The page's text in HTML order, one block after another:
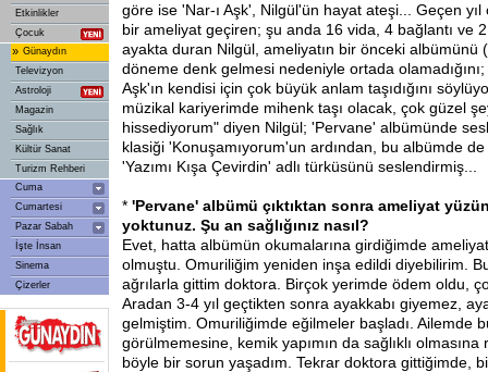
Etkinlikler
Çocuk
» Günaydın
Televizyon
Astroloji
Magazin
Sağlık
Kültür Sanat
Turizm Rehberi
Cuma
Cumartesi
Pazar Sabah
İşte İnsan
Sinema
Çizerler
göre ise 'Nar-ı Aşk', Nilgül'ün hayat ateşi... Geçen
bir ameliyat geçiren; şu anda 16 vida, 4 bağlantı ve
ayakta duran Nilgül, ameliyatın bir önceki albümünü
döneme denk gelmesi nedeniyle ortada
Aşk'ın kendisi için çok büyük anlam taşıdığını
müzikal kariyerimde mihenk taşı olacak, çok güzel
hissediyorum" diyen Nilgül; 'Pervane' albümünde
klasiği 'Konuşamıyorum'un ardından, bu albümde
'Yazımı Kışa Çevirdin' adlı türküsünü seslendirmiş...
* 'Pervane' albümü çıktıktan sonra ameliyat
yoktunuz. Şu an sağlığınız nasıl?
Evet, hatta albümün okumalarına girdiğimde
olmuştu. Omuriliğim yeniden inşa edildi diyebilirim.
ağrılarla gittim doktora. Birçok yerimde ödem oldu,
Aradan 3-4 yıl geçtikten sonra ayakkabı giyemez,
gelmiştim. Omuriliğimde eğilmeler başladı. Ailemde
görülmemesine, kemik yapımın da sağlıklı
böyle bir sorun yaşadım. Tekrar doktora gittiğimde,